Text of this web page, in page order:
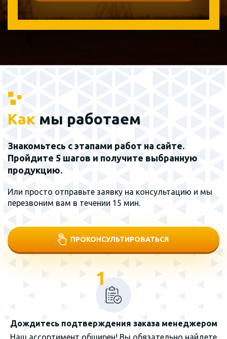
Как мы работаем
Знакомьтесь с этапами работ на сайте.
Пройдите 5 шагов и получите выбранную
продукцию.
Или просто отправьте заявку на консультацию и мы
перезвоним вам в течении 15 мин.
ПРОКОНСУЛЬТИРОВАТЬСЯ
1
Дождитесь подтверждения заказа менеджером
Наш ассортимент обширен! Вы обязательно найдете